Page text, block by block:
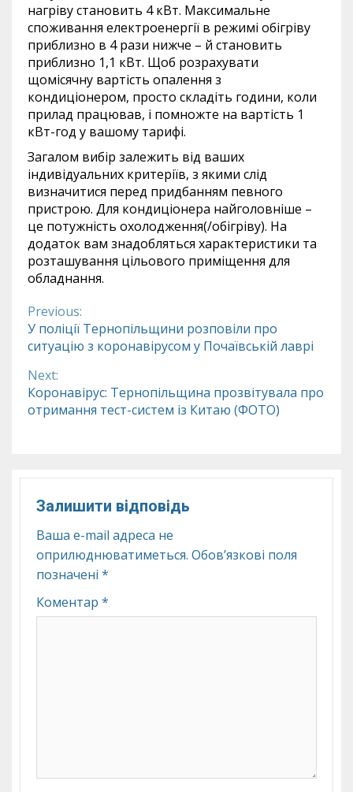
нагріву становить 4 кВт. Максимальне
споживання електроенергії в режимі обігріву
приблизно в 4 рази нижче – й становить
приблизно 1,1 кВт. Щоб розрахувати
щомісячну вартість опалення з
кондиціонером, просто складіть години, коли
прилад працював, і помножте на вартість 1
кВт-год у вашому тарифі.
Загалом вибір залежить від ваших
індивідуальних критеріїв, з якими слід
визначитися перед придбанням певного
пристрою. Для кондиціонера найголовніше –
це потужність охолодження(/обігріву). На
додаток вам знадобляться характеристики та
розташування цільового приміщення для
обладнання.
Continue
Reading
Previous:
У поліції Тернопільщини розповіли про
ситуацію з коронавірусом у Почаївській лаврі
Next:
Коронавірус: Тернопільщина прозвітувала про
отримання тест-систем із Китаю (ФОТО)
Залишити відповідь
Ваша e-mail адреса не
оприлюднюватиметься. Обов’язкові поля
позначені *
Коментар *